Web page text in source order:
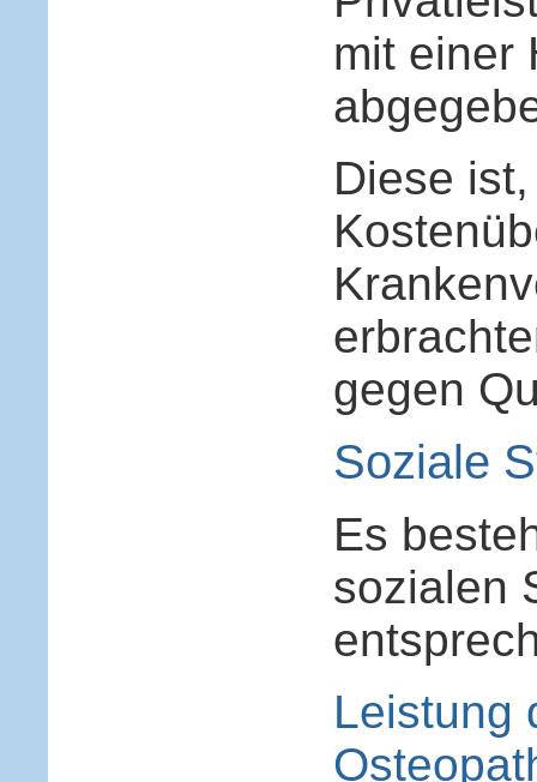
mit einer
Diese
gegen
Soziale
Es
sozialen
Leistung